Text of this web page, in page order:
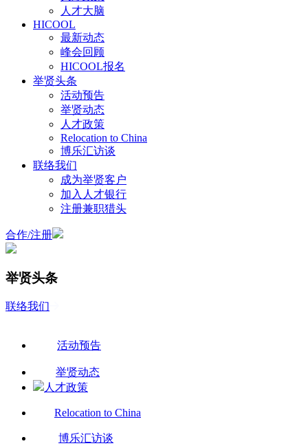
人才大脑
HICOOL
最新动态
峰会回顾
HICOOL报名
举贤头条
活动预告
举贤动态
人才政策
Relocation to China
博乐汇访谈
联络我们
成为举贤客户
加入人才银行
注册兼职猎头
合作/注册
举贤头条
联络我们
活动预告
举贤动态
人才政策
Relocation to China
博乐汇访谈